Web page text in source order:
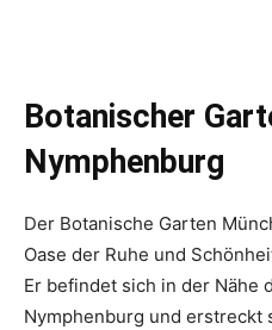
Botanischer
Nymphenburg
Der Botanische Garten
Oase der Ruhe und
Er befindet sich in der Nähe
Nymphenburg und erstreckt